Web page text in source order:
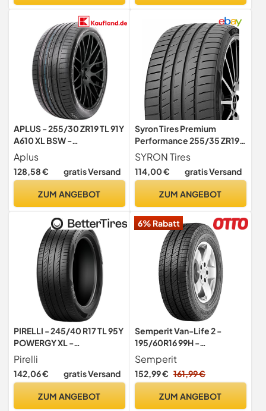
APLUS - 255/30 ZR19 TL 91Y
A610 XL BSW -
Sommerreifen
Aplus
128,58 € gratis Versand
ZUM ANGEBOT
Syron Tires Premium
Performance 255/35 ZR19
96Y XL - C/B/73dB
Sommerreifen (PKW)
SYRON Tires
114,00 € gratis Versand
ZUM ANGEBOT
PIRELLI - 245/40 R17 TL 95Y
POWERGY XL -
Sommerreifen
Pirelli
142,06 € gratis Versand
ZUM ANGEBOT
6% Rabatt
Semperit Van-Life 2 -
195/60R16 99H -
Sommerreifen
Semperit
152,99 € 161,99 €
ZUM ANGEBOT